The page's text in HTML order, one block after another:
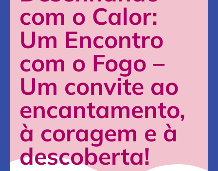
com o Calor:
Um Encontro
com o Fogo –
Um convite ao
encantamento,
à coragem e à
descoberta!